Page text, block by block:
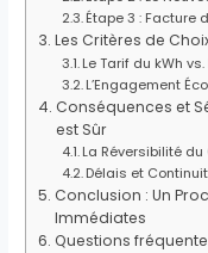
Étape 3 : Facture
Les Critères de
Le Tarif du kWh
L’Engagement
Conséquences et
est Sûr
La Réversibilité du
Délais et
Conclusion : Un
Immédiates
Questions